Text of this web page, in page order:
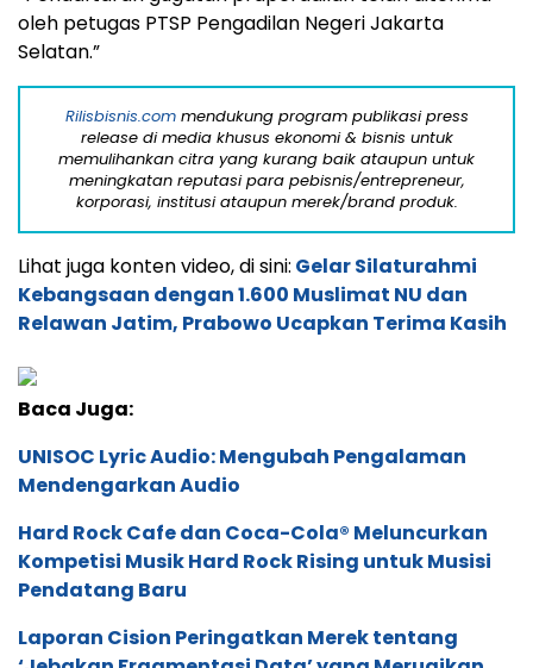
oleh petugas PTSP Pengadilan Negeri Jakarta
Selatan.”
Rilisbisnis.commendukung program publikasi press
release di media khusus ekonomi & bisnis untuk
memulihankan citra yang kurang baik ataupun untuk
meningkatan reputasi para pebisnis/entrepreneur,
korporasi, institusi ataupun merek/brand produk.
Lihat juga konten video, di sini: Gelar Silaturahmi
Kebangsaan dengan 1.600 Muslimat NU dan
Relawan Jatim, Prabowo Ucapkan Terima Kasih
Baca Juga:
UNISOC Lyric Audio: Mengubah Pengalaman
Mendengarkan Audio
Hard Rock Cafe dan Coca-Cola® Meluncurkan
Kompetisi Musik Hard Rock Rising untuk Musisi
Pendatang Baru
Laporan Cision Peringatkan Merek tentang